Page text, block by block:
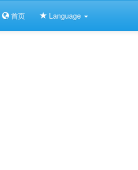
首页 Language